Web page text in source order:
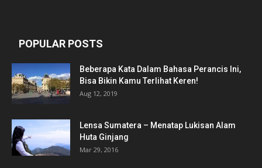
POPULAR POSTS
Beberapa Kata Dalam Bahasa Perancis Ini,
Bisa Bikin Kamu Terlihat Keren!
Aug 12, 2019
Lensa Sumatera – Menatap Lukisan Alam
Huta Ginjang
Mar 29, 2016